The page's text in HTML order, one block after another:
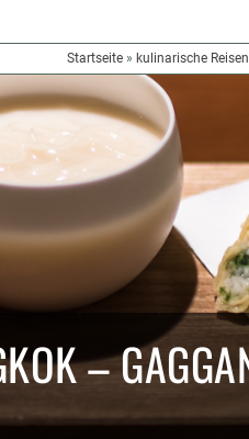
Startseite» kulinarische Reisen
–